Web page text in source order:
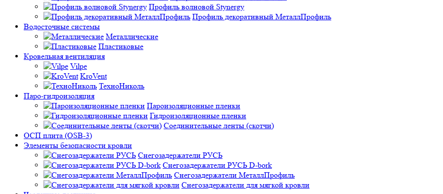
Профиль волновой Stynergy
Профиль декоративный МеталлПрофиль
Водосточные системы
Металлические
Пластиковые
Кровельная вентиляция
Vilpe
KroVent
ТехноНиколь
Паро-гидроизоляция
Пароизоляционные пленки
Гидроизоляционные пленки
Соединительные ленты (скотчи)
ОСП плита (OSB-3)
Элементы безопасности кровли
Снегозадержатели РУСЬ
Снегозадержатели РУСЬ D-bork
Снегозадержатели МеталлПрофиль
Снегозадержатели для мягкой кровли